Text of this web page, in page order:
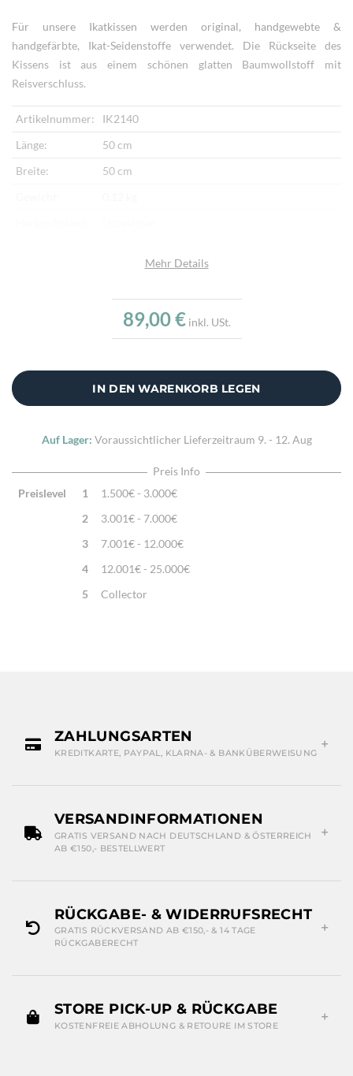
Für unsere Ikatkissen werden original, handgewebte &
handgefärbte, Ikat-Seidenstoffe verwendet. Die Rückseite des
Kissens ist aus einem schönen glatten Baumwollstoff mit
Reisverschluss.
Artikelnummer:
IK2140
Länge:
50 cm
Breite:
50 cm
Handgewebt
Kissen aus weichem Seidensamt, Originaler
Zusatzinfo:
Kissenhülle ohne Füllung
Mehr Details
89,00 € inkl. USt.
IN DEN WARENKORB LEGEN
Auf Lager: Voraussichtlicher Lieferzeitraum 9. - 12. Aug
Preis Info
Preislevel
1
1.500€ - 3.000€
2
3.001€ - 7.000€
3
7.001€ - 12.000€
4
12.001€ - 25.000€
5
Collector
ZAHLUNGSARTEN
KREDITKARTE, PAYPAL, KLARNA- & BANKÜBERWEISUNG
VERSANDINFORMATIONEN
GRATIS VERSAND NACH DEUTSCHLAND & ÖSTERREICH
AB €150,- BESTELLWERT
RÜCKGABE- & WIDERRUFSRECHT
GRATIS RÜCKVERSAND AB €150,- & 14 TAGE
RÜCKGABERECHT
STORE PICK-UP & RÜCKGABE
KOSTENFREIE ABHOLUNG & RETOURE IM STORE